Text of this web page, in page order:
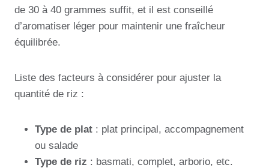
de 30 à 40 grammes suffit, et il est conseillé
d’aromatiser léger pour maintenir une fraîcheur
équilibrée.
Liste des facteurs à considérer pour ajuster la
quantité de riz :
Type de plat : plat principal, accompagnement
ou salade
Type de riz : basmati, complet, arborio, etc.